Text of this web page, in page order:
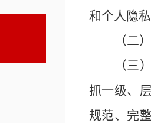
和个人隐
（二
（三
抓一级、
规范、完